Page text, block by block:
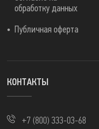
обработку данных
Публичная оферта
КОНТАКТЫ
+7 (800) 333-03-68